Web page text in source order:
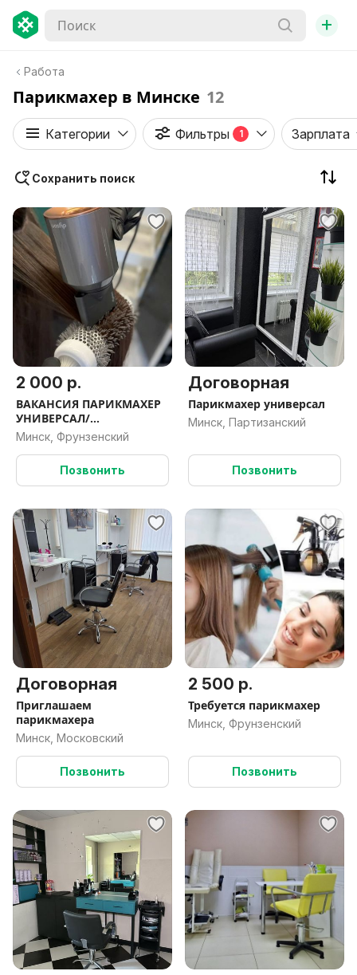
+
Работа
Парикмахер в Минске 12
Категории Фильтры 1 Зарплата
Сохранить поиск
2 000 р.
ВАКАНСИЯ ПАРИКМАХЕР
УНИВЕРСАЛ/
ПАРИКМАХЕР КОЛОРИСТ
Минск, Фрунзенский
Позвонить
Договорная
Парикмахер универсал
Минск, Партизанский
Позвонить
Договорная
Приглашаем
парикмахера
Минск, Московский
Позвонить
2 500 р.
Требуется парикмахер
Минск, Фрунзенский
Позвонить